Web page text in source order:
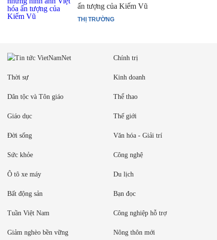
THỊ TRƯỜNG
ấn tượng của Kiếm Vũ
Chính trị
Thời sự Kinh doanh
Dân tộc và Tôn giáo Thể thao
Giáo dục Thế giới
Đời sống Văn hóa - Giải trí
Sức khỏe Công nghệ
Ô tô xe máy Du lịch
Bất động sản Bạn đọc
Tuần Việt Nam Công nghiệp hỗ trợ
Giảm nghèo bền vững Nông thôn mới